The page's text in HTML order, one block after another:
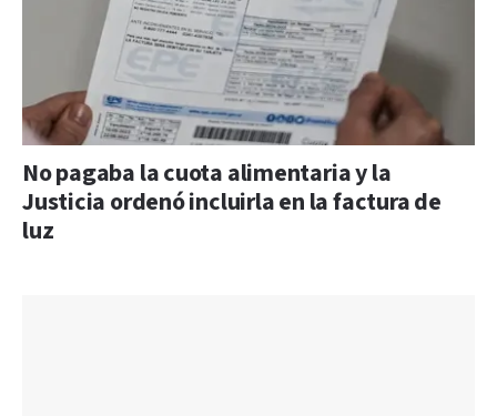
No pagaba la cuota alimentaria y la
Justicia ordenó incluirla en la factura de
luz